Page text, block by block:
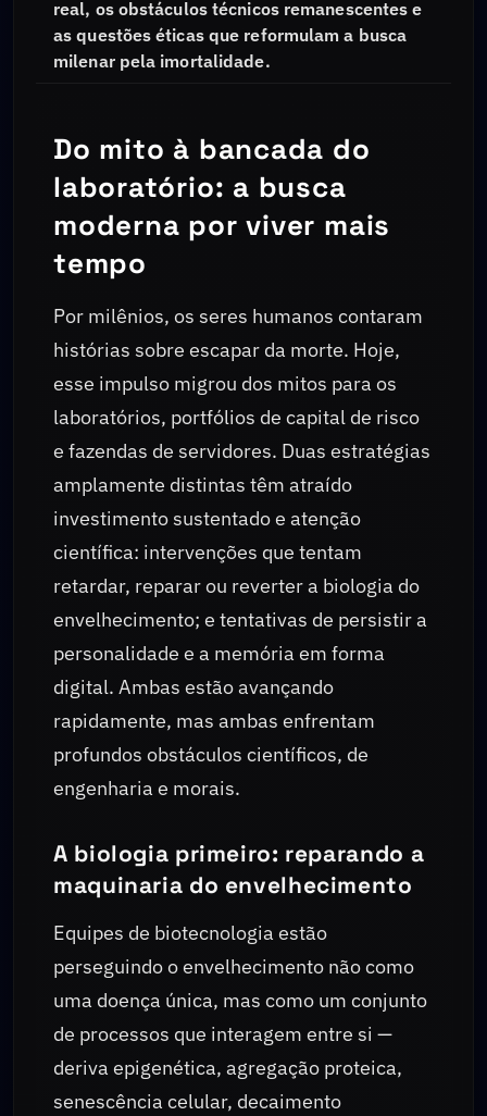
real, os obstáculos técnicos remanescentes e
as questões éticas que reformulam a busca
milenar pela imortalidade.
Do mito à bancada do
laboratório: a busca
moderna por viver mais
tempo
Por milênios, os seres humanos contaram
histórias sobre escapar da morte. Hoje,
esse impulso migrou dos mitos para os
laboratórios, portfólios de capital de risco
e fazendas de servidores. Duas estratégias
amplamente distintas têm atraído
investimento sustentado e atenção
científica: intervenções que tentam
retardar, reparar ou reverter a biologia do
envelhecimento; e tentativas de persistir a
personalidade e a memória em forma
digital. Ambas estão avançando
rapidamente, mas ambas enfrentam
profundos obstáculos científicos, de
engenharia e morais.
A biologia primeiro: reparando a
maquinaria do envelhecimento
Equipes de biotecnologia estão
perseguindo o envelhecimento não como
uma doença única, mas como um conjunto
de processos que interagem entre si —
deriva epigenética, agregação proteica,
senescência celular, decaimento